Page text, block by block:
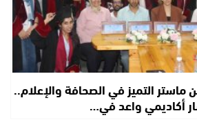
ماستر التميز في الصحافة والإعلام..
واعد في…